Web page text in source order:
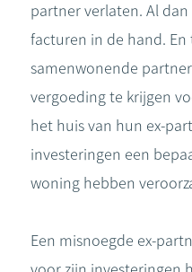
partner verlaten. Al
facturen in de hand.
samenwonende
vergoeding te krijgen
het huis van hun ex-
investeringen een
woning hebben
Een misnoegde ex-